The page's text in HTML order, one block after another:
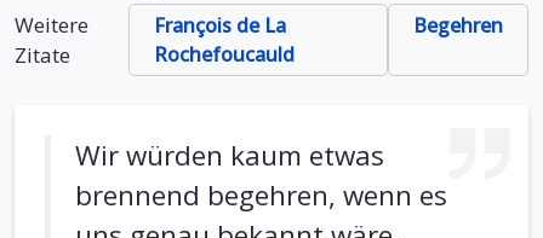
Weitere
Zitate
François de La
Rochefoucauld
Begehren
Wir würden kaum etwas
brennend begehren, wenn es